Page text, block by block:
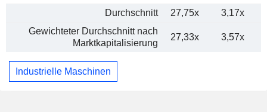
Durchschnitt
27,75x
3,17x
Gewichteter Durchschnitt nach
Marktkapitalisierung
27,33x 3,57x
Industrielle Maschinen